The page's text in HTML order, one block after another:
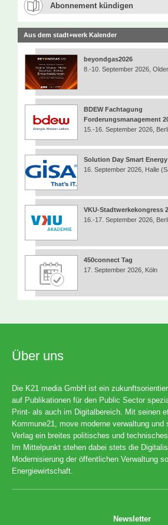
Abonnement kündigen
Aus dem stadt+werk Kalender
beyondgas2026
8.-10. September 2026,
BDEW Fachtagung
Forderungsmanagement
15.-16. September 2026,
Solution Day Smart Energy
16. September 2026, Halle
VKU-Stadtwerkekongress
16.-17. September 2026,
450connect Tag
17. September 2026, Köln
Über uns
Die K21 media GmbH ist ein
auf Publikationen für den Public Sector
Print- als auch im Digitalbereich. Mit seinen
Kommune21, move moderne verwaltung
Verlag ein breites politisches und
Im Mittelpunkt stehen dabei stets die
Modernisierung der öffentlichen Verwaltung
Energiewirtschaft.
Newsletter